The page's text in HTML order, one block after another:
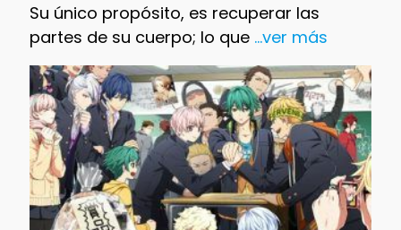
Su único propósito, es recuperar las
partes de su cuerpo; lo que...ver más